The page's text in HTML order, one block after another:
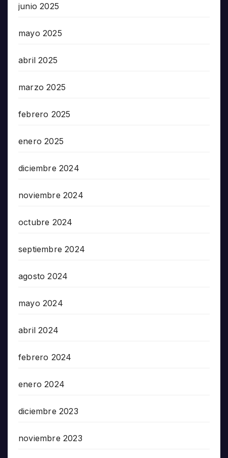
junio 2025
mayo 2025
abril 2025
marzo 2025
febrero 2025
enero 2025
diciembre 2024
noviembre 2024
octubre 2024
septiembre 2024
agosto 2024
mayo 2024
abril 2024
febrero 2024
enero 2024
diciembre 2023
noviembre 2023